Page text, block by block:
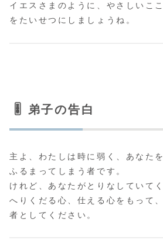
イエスさまのように、やさしいこ
をたいせつにしましょうね。
🎚️ 弟子の告白
主よ、わたしは時に弱く、あなた
ふるまってしまう者です。
けれど、あなたがとりなしていて
へりくだる心、仕える心をもって
者としてください。